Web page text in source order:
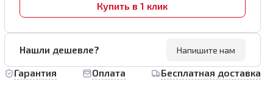
Купить в 1 клик
Нашли дешевле? Напишите нам
Гарантия Оплата Бесплатная доставка